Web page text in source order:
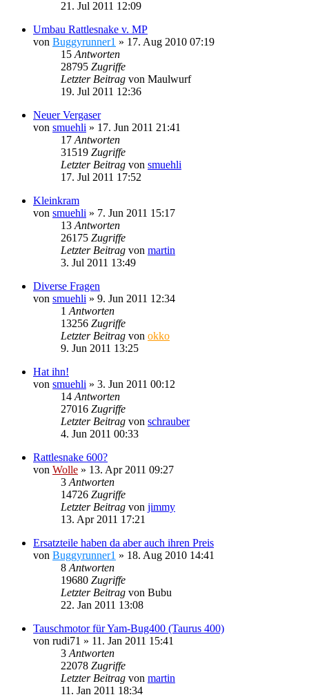
21. Jul 2011 12:09
Umbau Rattlesnake v. MP
von Buggyrunner1 » 17. Aug 2010 07:19
15 Antworten
28795 Zugriffe
Letzter Beitrag von Maulwurf
19. Jul 2011 12:36
Neuer Vergaser
von smuehli » 17. Jun 2011 21:41
17 Antworten
31519 Zugriffe
Letzter Beitrag von smuehli
17. Jul 2011 17:52
Kleinkram
von smuehli » 7. Jun 2011 15:17
13 Antworten
26175 Zugriffe
Letzter Beitrag von martin
3. Jul 2011 13:49
Diverse Fragen
von smuehli » 9. Jun 2011 12:34
1 Antworten
13256 Zugriffe
Letzter Beitrag von okko
9. Jun 2011 13:25
Hat ihn!
von smuehli » 3. Jun 2011 00:12
14 Antworten
27016 Zugriffe
Letzter Beitrag von schrauber
4. Jun 2011 00:33
Rattlesnake 600?
von Wolle » 13. Apr 2011 09:27
3 Antworten
14726 Zugriffe
Letzter Beitrag von jimmy
13. Apr 2011 17:21
Ersatzteile haben da aber auch ihren Preis
von Buggyrunner1 » 18. Aug 2010 14:41
8 Antworten
19680 Zugriffe
Letzter Beitrag von Bubu
22. Jan 2011 13:08
Tauschmotor für Yam-Bug400 (Taurus 400)
von rudi71 » 11. Jan 2011 15:41
3 Antworten
22078 Zugriffe
Letzter Beitrag von martin
11. Jan 2011 18:34